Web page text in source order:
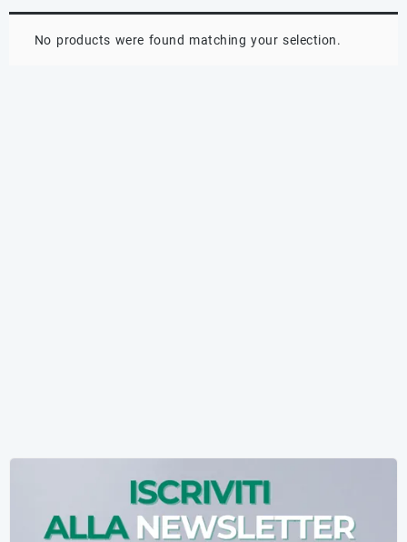
No products were found matching your selection.